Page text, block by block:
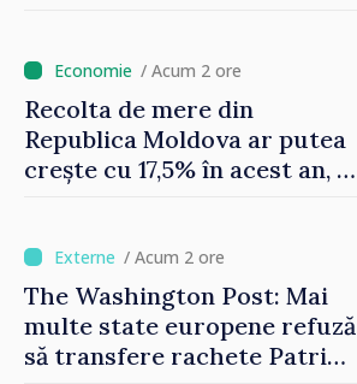
/ Acum 2 ore
Recolta de mere din
Republica Moldova ar putea
crește cu 17,5% în acest an, în
/ Acum 2 ore
The Washington Post: Mai
multe state europene refuză
să transfere rachete Patriot